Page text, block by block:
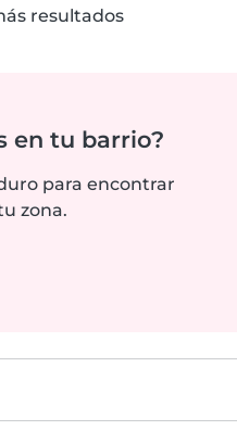
resultados
en tu barrio?
para encontrar
zona.